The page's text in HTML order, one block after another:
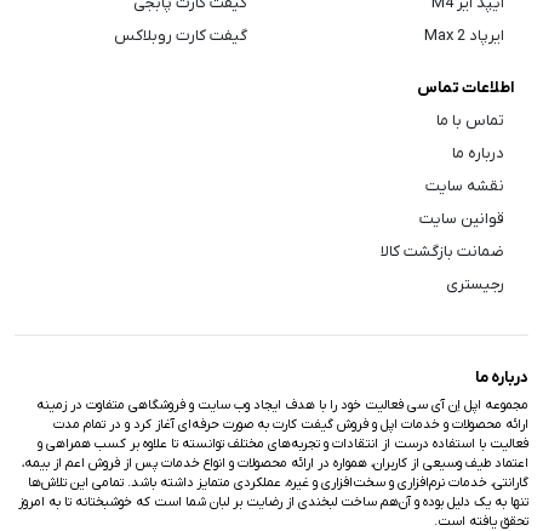
ایرپاد Max 2
گیفت کارت روبلاکس
اطلاعات تماس
تماس با ما
درباره ما
نقشه سایت
قوانین سایت
ضمانت بازگشت کالا
رجیستری
درباره ما
مجموعه اپل اِن آی سی فعالیت خود را با هدف ایجاد وب سایت و فروشگاهی متفاوت در زمینه
ارائه محصولات و خدمات اپل و فروش گیفت کارت به صورت حرفه‌ای آغاز کرد و در تمام مدت
فعالیت با استفاده درست از انتقادات و تجربه‌های مختلف توانسته تا علاوه بر کسب همراهی و
اعتماد طیف وسیعی از کاربران، همواره در ارائه محصولات و انواع خدمات پس از فروش اعم از بیمه،
گارانتی، خدمات نرم‌افزاری و سخت‌افزاری و غیره، عملکردی متمایز داشته باشد. تمامی این تلاش‌ها
تنها به یک دلیل بوده و آن‌هم ساخت لبخندی از رضایت بر لبان شما است که خوشبختانه تا به امروز
تحقق یافته است.